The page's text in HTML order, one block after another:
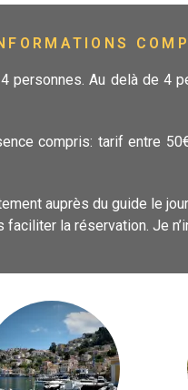
Au delà de
compris: tarif entre
auprès du guide le
la réservation. Je